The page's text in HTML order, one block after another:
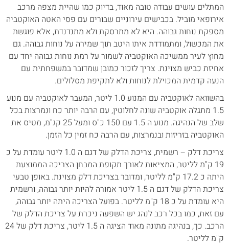
המתלים עושים עבודה טובה מאוד, בדיוק כמו שהיית מצפה מרכב
אירופאי מוביל. בכבישים עירוניים שבורים עם פסי האטה האוקטביה
מספקת נוחות גבוהה. היא לא מתרסקת ולא מתנדנדת, אלא פוגשת
את המכשול, ומתמודדת איתו היטב תוך שמירה על נוחות גבוהה. גם
מחוץ לעיר ממשיכה האוקטביה לשמור על רמת נוחות גבוהה יחד עם
אחיזת כביש מצוינת. צריך לזכור כמובן שמדובר במשפחתית עם
הנעה קדמית המכוילת לנוחות ולא לתקיפת מסלולים.
בהשוואה לאוקטביה עם המנוע 1.0 ליטר, המעבר לאוקטביה עם מנוע
1.5 מתגלה אוקטביה שונה לחלוטין, עם הרבה יותר כח ונמרצות בכל
שלב של הנהיגה. מנוע ה 1.5 עם 150 כ"ס ומעל 25 קג"מ, מטיס את
האוקטביה בזריזות ובנמרצות, עם הרבה כח זמין כל הזמן.
צריכת דלק – רשמית, צריכת הדלק של דגם ה 1.0 ליטר עומדת על כ
19 ק"מ לליטר, המציאות לאורך תקופת המבחן הצריכה הממוצעת
היתה כ 17.2 ק"מ לליטר, ומדובר בצריכת דלק מצוינת. באופן טבעי
צריכת הדלק של דגם ה 1.5 ליטר אמורה להיות יותר גבוהה, ורשמית
היא עומדת על כ 18 ק"מ לליטר. בפועל הצריכה היתה יותר גבוהה,
עם זאת, כמו בכל רכב לנהג יש השפעה ניכרת על צריכת הדלק של
הרכב. כך, בנהיגה מתונה מאוד הציגה ה 1.5 ליטר, צריכת דלק של 24
ק"מ לליטר.